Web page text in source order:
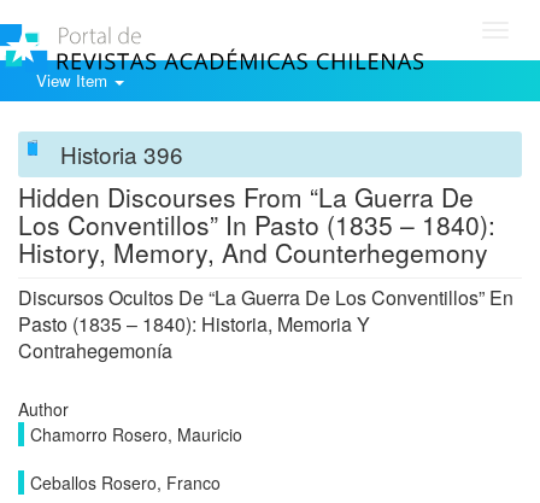
View Item
Historia 396
Hidden Discourses From “La Guerra De
Los Conventillos” In Pasto (1835 – 1840):
History, Memory, And Counterhegemony
Discursos Ocultos De “La Guerra De Los Conventillos” En
Pasto (1835 – 1840): Historia, Memoria Y
Contrahegemonía
Author
Chamorro Rosero, Mauricio
Ceballos Rosero, Franco